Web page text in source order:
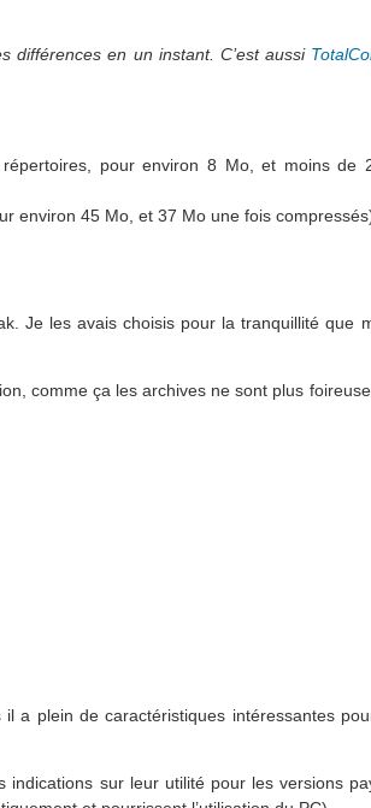
différences en un instant. C’est aussi
pour environ 8 Mo, et moins de
environ 45 Mo, et 37 Mo une fois
Je les avais choisis pour la tranquillité que
comme ça les archives ne sont plus
a plein de caractéristiques intéressantes
sur leur utilité pour les versions